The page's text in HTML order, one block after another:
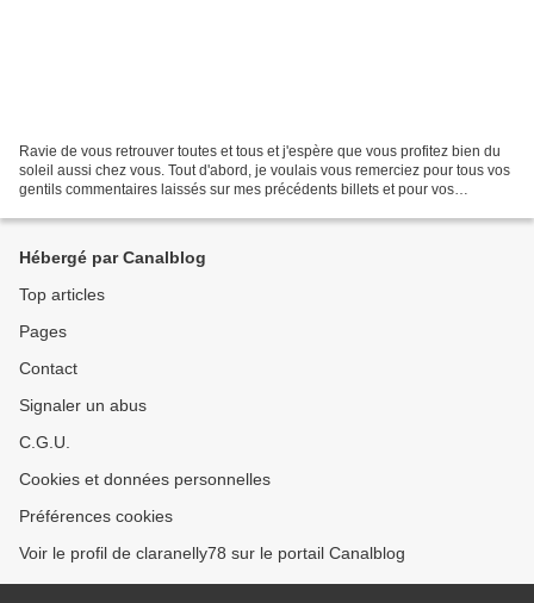
Ravie de vous retrouver toutes et tous et j'espère que vous profitez bien du
soleil aussi chez vous. Tout d'abord, je voulais vous remerciez pour tous vos
gentils commentaires laissés sur mes précédents billets et pour vos
Hébergé par Canalblog
Top articles
Pages
Contact
Signaler un abus
C.G.U.
Cookies et données personnelles
Préférences cookies
Voir le profil de claranelly78 sur le portail Canalblog